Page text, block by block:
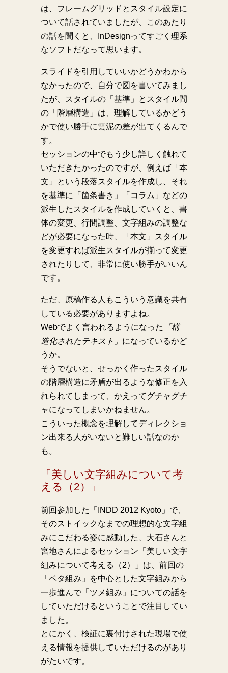
は、フレームグリッドとスタイル設定に
ついて話されていましたが、このあたり
の話を聞くと、InDesignってすごく理系
なソフトだなって思います。
スライドを引用していいかどうかわから
なかったので、自分で図を書いてみまし
たが、スタイルの「基準」とスタイル間
の「階層構造」は、理解しているかどう
かで使い勝手に雲泥の差が出てくるんで
す。
セッションの中でもう少し詳しく触れて
いただきたかったのですが、例えば「本
文」という段落スタイルを作成し、それ
を基準に「箇条書き」「コラム」などの
派生したスタイルを作成していくと、書
体の変更、行間調整、文字組みの調整な
どが必要になった時、「本文」スタイル
を変更すれば派生スタイルが揃って変更
されたりして、非常に使い勝手がいいん
です。
ただ、原稿作る人もこういう意識を共有
している必要がありますよね。
Webでよく言われるようになった 「構
造化されたテキスト」 になっているかど
うか。
そうでないと、せっかく作ったスタイル
の階層構造に矛盾が出るような修正を入
れられてしまって、かえってグチャグチ
ャになってしまいかねません。
こういった概念を理解してディレクショ
ン出来る人がいないと難しい話なのか
も。
「美しい文字組みについて考
える（2）」
前回参加した「INDD 2012 Kyoto」で、
そのストイックなまでの理想的な文字組
みにこだわる姿に感動した、大石さんと
宮地さんによるセッション「美しい文字
組みについて考える（2）」は、前回の
「ベタ組み」を中心とした文字組みから
一歩進んで「ツメ組み」についての話を
していただけるということで注目してい
ました。
とにかく、検証に裏付けされた現場で使
える情報を提供していただけるのがあり
がたいです。